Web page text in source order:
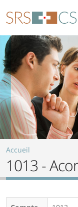
Accueil
1013 -